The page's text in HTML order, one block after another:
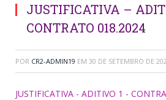
JUSTIFICATIVA –
CONTRATO 018.2024
POR CR2-ADMIN19 EM 30 DE SETEMBRO DE
JUSTIFICATIVA - ADITIVO 1 -